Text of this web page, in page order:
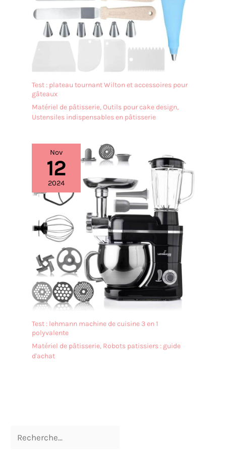
Test : plateau tournant Wilton et accessoires pour
gâteaux
Matériel de pâtisserie,Outils pour cake design,
Ustensiles indispensables en pâtisserie
Nov
12
2024
Test : lehmann machine de cuisine 3 en 1
polyvalente
Matériel de pâtisserie, Robots patissiers : guide
d'achat